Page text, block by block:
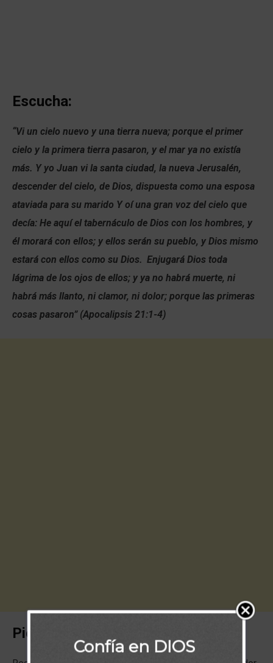
Escucha:
“Vi un cielo nuevo y una tierra nueva; porque el primer
cielo y la primera tierra pasaron, y el mar ya no existía
más. Y yo Juan vi la santa ciudad, la nueva Jerusalén,
descender del cielo, de Dios, dispuesta como una esposa
ataviada para su marido Y oí una gran voz del cielo que
decía: He aquí el tabernáculo de Dios con los hombres, y
él morará con ellos; y ellos serán su pueblo, y Dios mismo
estará con ellos como su Dios. Enjugará Dios toda
lágrima de los ojos de ellos; y ya no habrá muerte, ni
habrá más llanto, ni clamor, ni dolor; porque las primeras
cosas pasaron” (Apocalipsis 21:1-4)
Piensa:
Confía en DIOS